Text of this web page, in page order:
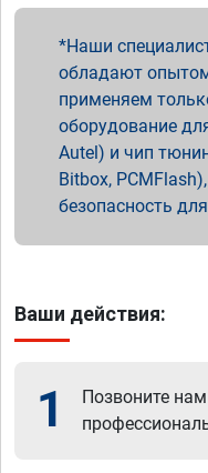
Наши
обладают
применяем
оборудование
Autel) и чип
Bitbox,
безопасность
Ваши действия:
1 Позвоните нам